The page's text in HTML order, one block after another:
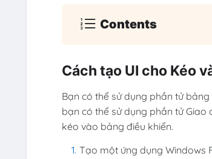
Contents
Cách tạo UI cho Kéo
Bạn có thể sử dụng phần tử
bạn có thể sử dụng phần tử
kéo vào bảng điều khiển.
Tạo một ứng dụng Windows